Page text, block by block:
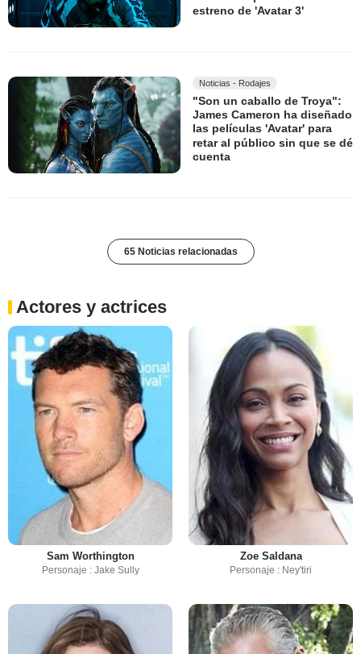
estreno de 'Avatar 3'
Noticias - Rodajes
"Son un caballo de Troya":
James Cameron ha diseñado
las películas 'Avatar' para
retar al público sin que se dé
cuenta
65 Noticias relacionadas
Actores y actrices
Sam Worthington
Personaje : Jake Sully
Zoe Saldana
Personaje : Ney'tiri